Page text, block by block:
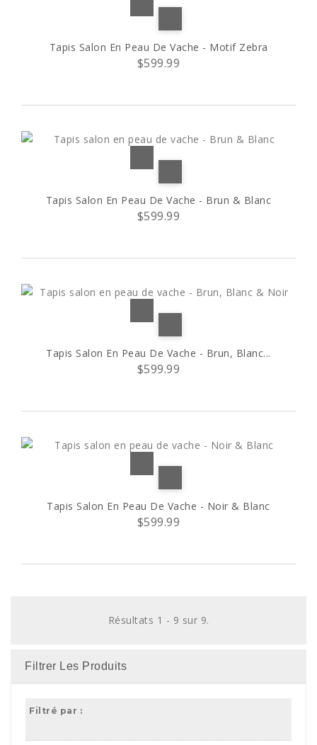
Tapis Salon En Peau De Vache - Motif Zebra
$599.99
Tapis Salon En Peau De Vache - Brun & Blanc
$599.99
Tapis Salon En Peau De Vache - Brun, Blanc...
$599.99
Tapis Salon En Peau De Vache - Noir & Blanc
$599.99
Résultats 1 - 9 sur 9.
Filtrer Les Produits
Filtré par :